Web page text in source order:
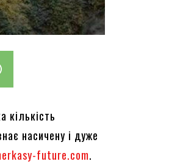
насичену і дуже
future.com.